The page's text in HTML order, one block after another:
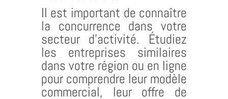
Il est important de connaître
la concurrence dans votre
secteur d’activité. Étudiez
les entreprises similaires
dans votre région ou en ligne
pour comprendre leur modèle
commercial, leur offre de